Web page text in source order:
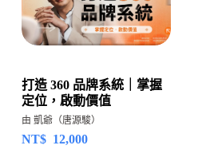
打造 360 品牌系統｜掌握
定位，啟動價值
由 凱爺（唐源駿）
NT$ 12,000